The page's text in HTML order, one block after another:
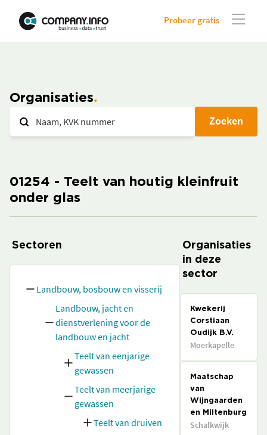
Probeer gratis
Organisaties
Zoeken
01254 - Teelt van houtig kleinfruit
onder glas
Sectoren
Landbouw, bosbouw en visserij
Landbouw, jacht en
dienstverlening voor de
landbouw en jacht
Teelt van eenjarige
gewassen
Teelt van meerjarige
gewassen
Teelt van druiven
Organisaties
in deze
sector
Kwekerij
Corstiaan
Oudijk B.V.
Moerkapelle
Maatschap
van
Wijngaarden
en Miltenburg
Schalkwijk